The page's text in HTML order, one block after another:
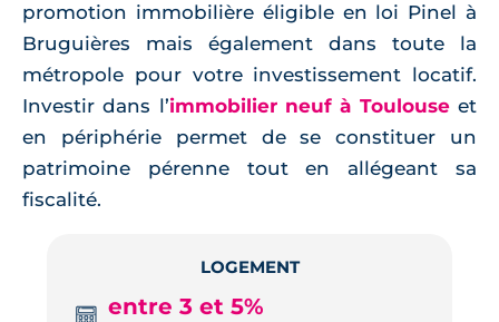
promotion immobilière éligible en loi Pinel à
Bruguières mais également dans toute la
métropole pour votre investissement locatif.
Investir dans l’immobilier neuf à Toulouseet
en périphérie permet de se constituer un
patrimoine pérenne tout en allégeant sa
fiscalité.
LOGEMENT
entre 3 et 5%